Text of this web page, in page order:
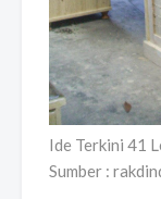
Ide Terkini 41
Sumber :